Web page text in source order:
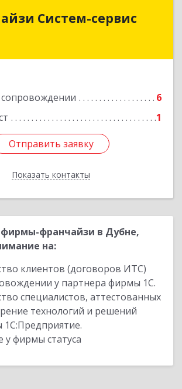
Систем-сервис
6
1
Отправить заявку
Показать контакты
Систем-сервис
Отправить заявку
Назад
франчайзи в Дубне,
на:
клиентов (договоров ИТС)
у партнера фирмы 1С.
специалистов, аттестованных
технологий и решений
1С:Предприятие.
у фирмы статуса